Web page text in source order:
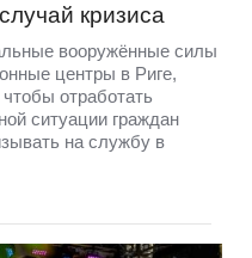
кризиса
вооружённые силы
центры в Риге,
отработать
ситуации граждан
на службу в